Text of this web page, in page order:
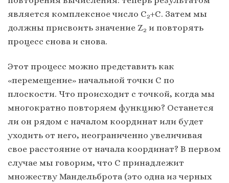
является комплексное число C2+C. Затем мы
должны присвоить значение Z2 и повторять
процесс снова и снова.
Этот процесс можно представить как
«перемещение» начальной точки C по
плоскости. Что происходит с точкой, когда мы
многократно повторяем функцию? Останется
ли он рядом с началом координат или будет
уходить от него, неограниченно увеличивая
свое расстояние от начала координат? В первом
случае мы говорим, что C принадлежит
множеству Мандельброта (это одна из черных